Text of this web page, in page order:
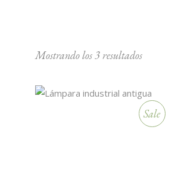
Mostrando los 3 resultadospor
Sale